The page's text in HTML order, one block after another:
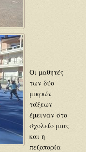
Οι μαθητές
των δύο
μικρών
τάξεων
έμειναν στο
σχολείο μιας
και η
πεζοπορία